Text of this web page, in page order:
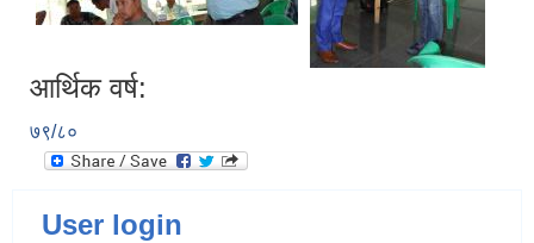
आर्थिक वर्ष:
७९/८०
User login